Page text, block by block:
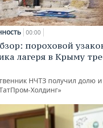
00:00
пороховой
лагеря в Крыму
НЧТЗ получил долю и
Холдинг»